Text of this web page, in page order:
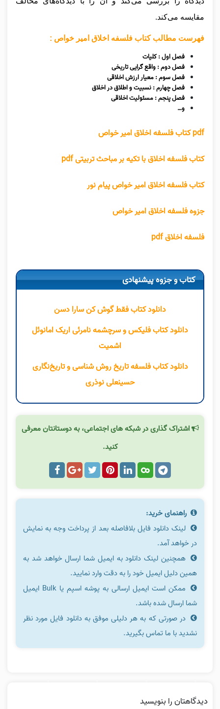
مقایسه می‌کند.
فهرست مطالب کتاب فلسفه اخلاق امیر خواص :
فصل اول : کلیات
فصل دوم : واقع گرایی تاریخی
فصل سوم : معیار ارزش اخلاقی
فصل چهارم : نسبیت و اطلاق در اخلاق
فصل پنجم : مسئولیت اخلاقی
و…
pdf کتاب فلسفه اخلاق امیر خواص
کتاب فلسفه اخلاق با تکیه بر مباحث تربیتی pdf
کتاب فلسفه اخلاقامیر خواصپیام نور
جزوه فلسفه اخلاق امیر خواص
فلسفه اخلاق pdf
کتاب و جزوه پیشنهادی
دانلود کتاب فقط گوش کن سارا دسن
دانلود کتاب فلیکس و سرچشمه نامرئی اریک امانوئل
اشمیت
دانلود کتاب فلسفه تاریخ روش شناسی و تاریخ‌نگاری
حسینعلی نوذری
اشتراک گذاری در شبکه های اجتماعی، به دوستانتان معرفی
کنید.
راهنمای خرید:
لینک دانلود فایل بلافاصله بعد از پرداخت وجه به نمایش
در خواهد آمد.
همچنین لینک دانلود به ایمیل شما ارسال خواهد شد به
همین دلیل ایمیل خود را به دقت وارد نمایید.
ممکن است ایمیل ارسالی به پوشه اسپم یا Bulk ایمیل
شما ارسال شده باشد.
در صورتی که به هر دلیلی موفق به دانلود فایل مورد نظر
نشدید با ما تماس بگیرید.
دیدگاهتان را بنویسید